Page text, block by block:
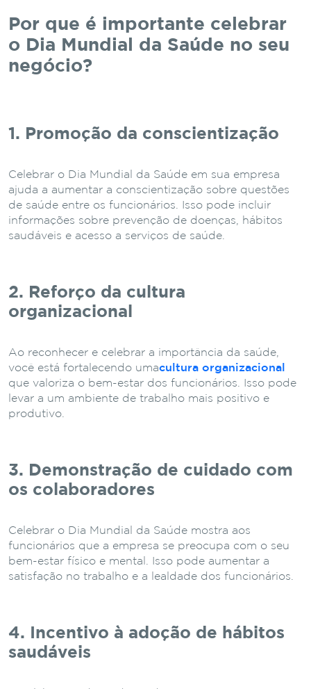
Por que é importante celebrar
o Dia Mundial da Saúde no seu
negócio?
1. Promoção da conscientização
Celebrar o Dia Mundial da Saúde em sua empresa
ajuda a aumentar a conscientização sobre questões
de saúde entre os funcionários. Isso pode incluir
informações sobre prevenção de doenças, hábitos
saudáveis ​​e acesso a serviços de saúde.
2. Reforço da cultura
organizacional
Ao reconhecer e celebrar a importância da saúde,
você está fortalecendo umacultura organizacional
que valoriza o bem-estar dos funcionários. Isso pode
levar a um ambiente de trabalho mais positivo e
produtivo.
3. Demonstração de cuidado com
os colaboradores
Celebrar o Dia Mundial da Saúde mostra aos
funcionários que a empresa se preocupa com o seu
bem-estar físico e mental. Isso pode aumentar a
satisfação no trabalho e a lealdade dos funcionários.
4. Incentivo à adoção de hábitos
saudáveis